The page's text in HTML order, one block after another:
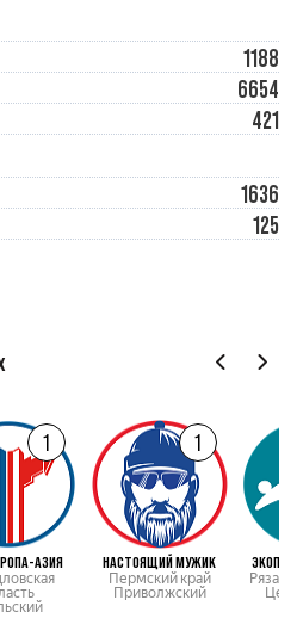
1188
6654
421
1636
125
1
АЗИЯ
1
НАСТОЯЩИЙ МУЖИК
Пермский край
Приволжский